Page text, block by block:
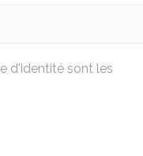
d'identité sont les